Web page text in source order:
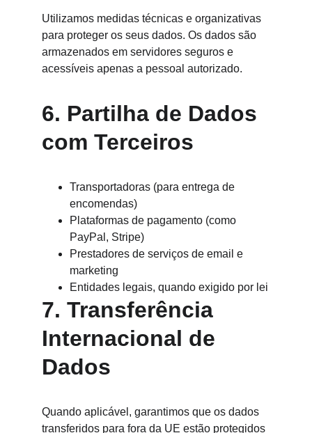
Utilizamos medidas técnicas e organizativas
para proteger os seus dados. Os dados são
armazenados em servidores seguros e
acessíveis apenas a pessoal autorizado.
6. Partilha de Dados
com Terceiros
Transportadoras (para entrega de
encomendas)
Plataformas de pagamento (como
PayPal, Stripe)
Prestadores de serviços de email e
marketing
Entidades legais, quando exigido por lei
7. Transferência
Internacional de
Dados
Quando aplicável, garantimos que os dados
transferidos para fora da UE estão protegidos